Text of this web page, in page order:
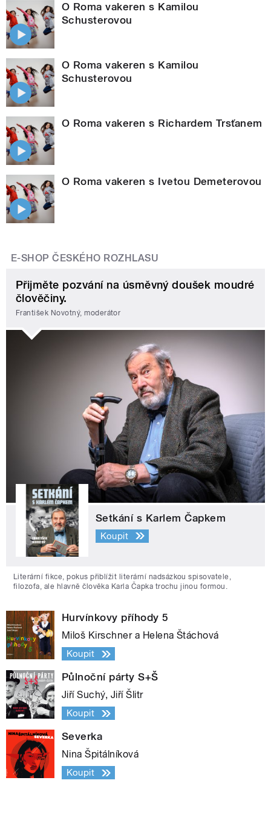
O Roma vakeren s Kamilou
Schusterovou
O Roma vakeren s Kamilou
Schusterovou
O Roma vakeren s Richardem Trsťanem
O Roma vakeren s Ivetou Demeterovou
E-SHOP ČESKÉHO ROZHLASU
Přijměte pozvání na úsměvný doušek moudré
člověčiny.
František Novotný, moderátor
Setkání s Karlem Čapkem
Koupit
Literární fikce, pokus přiblížit literární nadsázkou spisovatele,
filozofa, ale hlavně člověka Karla Čapka trochu jinou formou.
Hurvínkovy příhody 5
Miloš Kirschner a Helena Štáchová
Koupit
Půlnoční párty S+Š
Jiří Suchý, Jiří Šlitr
Koupit
Severka
Nina Špitálníková
Koupit